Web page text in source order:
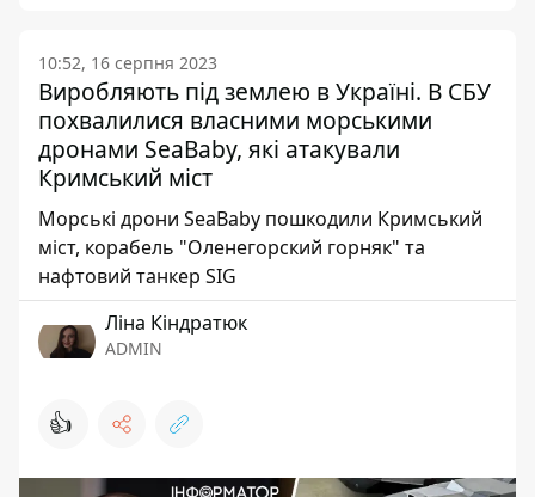
10:52, 16 серпня 2023
Виробляють під землею в Україні. В СБУ
похвалилися власними морськими
дронами SeaBaby, які атакували
Кримський міст
Морські дрони SeaBaby пошкодили Кримський
міст, корабель "Оленегорский горняк" та
нафтовий танкер SIG
Ліна Кіндратюк
ADMIN
👍